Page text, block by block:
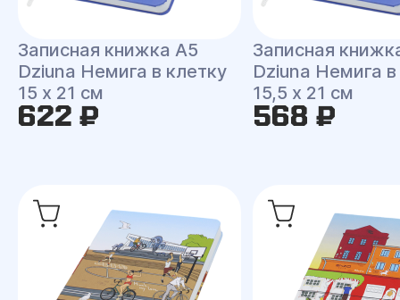
Записная книжка A5
Dziuna Немига в клетку
15 x 21 см
622 ₽
Записная
Dziuna Немига в
15,5 x 21 см
568 ₽